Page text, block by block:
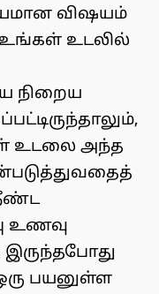
விஷயம்
உடலில்
நிறைய
உடலை அந்த
நீண்ட
உணவு
பயனுள்ள